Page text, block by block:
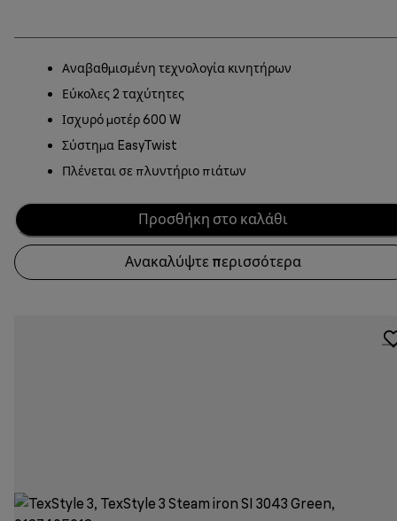
Αναβαθμισμένη τεχνολογία κινητήρων
Εύκολες 2 ταχύτητες
Ισχυρό μοτέρ 600 W
Σύστημα EasyTwist
Πλένεται σε πλυντήριο πιάτων
Προσθήκη στο καλάθι
Ανακαλύψτε περισσότερα